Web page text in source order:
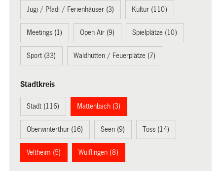
Jugi / Pfadi / Ferienhäuser (3) Kultur (110)
Meetings (1) Open Air (9) Spielplätze (10)
Sport (33) Waldhütten / Feuerplätze (7)
Stadtkreis
Stadt (116) Mattenbach (3)
Oberwinterthur (16) Seen (9) Töss (14)
Veltheim (5) Wülflingen (8)